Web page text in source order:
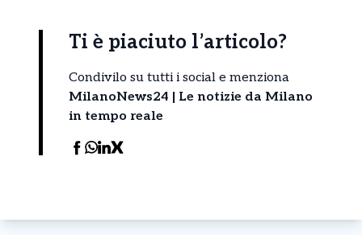
Ti è piaciuto l’articolo?
Condivilo su tutti i social e menziona
MilanoNews24 | Le notizie da Milano
in tempo reale